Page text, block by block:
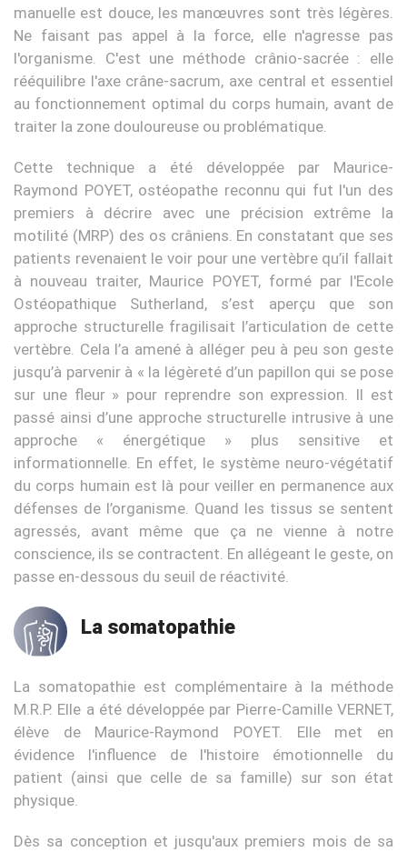
manuelle est douce, les manœuvres sont très légères.
Ne faisant pas appel à la force, elle n'agresse pas
l'organisme. C'est une méthode crânio-sacrée : elle
rééquilibre l'axe crâne-sacrum, axe central et essentiel
au fonctionnement optimal du corps humain, avant de
traiter la zone douloureuse ou problématique.
Cette technique a été développée par Maurice-
Raymond POYET, ostéopathe reconnu qui fut l'un des
premiers à décrire avec une précision extrême la
motilité (MRP) des os crâniens. En constatant que ses
patients revenaient le voir pour une vertèbre qu’il fallait
à nouveau traiter, Maurice POYET, formé par l'Ecole
Ostéopathique Sutherland, s’est aperçu que son
approche structurelle fragilisait l’articulation de cette
vertèbre. Cela l’a amené à alléger peu à peu son geste
jusqu’à parvenir à « la légèreté d’un papillon qui se pose
sur une fleur » pour reprendre son expression. Il est
passé ainsi d’une approche structurelle intrusive à une
approche « énergétique » plus sensitive et
informationnelle. En effet, le système neuro-végétatif
du corps humain est là pour veiller en permanence aux
défenses de l’organisme. Quand les tissus se sentent
agressés, avant même que ça ne vienne à notre
conscience, ils se contractent. En allégeant le geste, on
passe en-dessous du seuil de réactivité.
La somatopathie
La somatopathie est complémentaire à la méthode
M.R.P. Elle a été développée par Pierre-Camille VERNET,
élève de Maurice-Raymond POYET. Elle met en
évidence l'influence de l'histoire émotionnelle du
patient (ainsi que celle de sa famille) sur son état
physique.
Dès sa conception et jusqu'aux premiers mois de sa